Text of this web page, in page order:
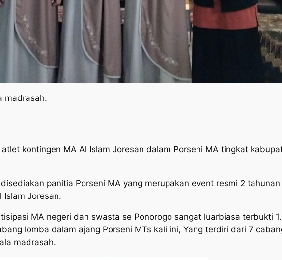
madrasah:
kontingen MA Al Islam Joresan dalam Porseni MA tingkat
panitia Porseni MA yang merupakan event resmi 2
Islam Joresan.
MA negeri dan swasta se Ponorogo sangat luarbiasa terbukti
lomba dalam ajang Porseni MTs kali ini, Yang terdiri dari 7
madrasah.